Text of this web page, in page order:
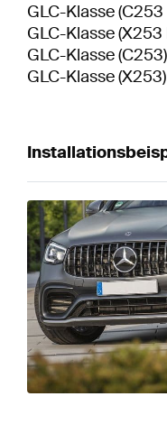
GLC-Klasse(
GLC-Klasse(X253
GLC-Klasse(C253)
GLC-Klasse(X253)